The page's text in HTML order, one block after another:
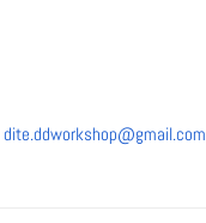
dite.ddworkshop@gmail.com